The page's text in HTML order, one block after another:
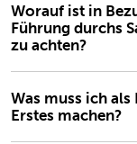
Worauf ist in
Führung durchs
zu achten?
Was muss ich
Erstes machen?